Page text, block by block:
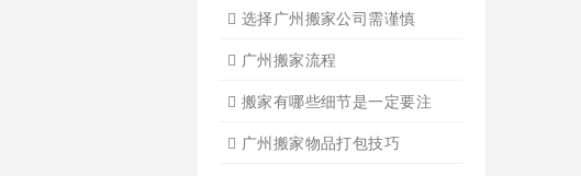
应该怎样选择广州搬家公司
选择广州搬家公司需谨慎
广州搬家流程
搬家有哪些细节是一定要注